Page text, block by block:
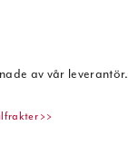
av vår leverantör.
>>